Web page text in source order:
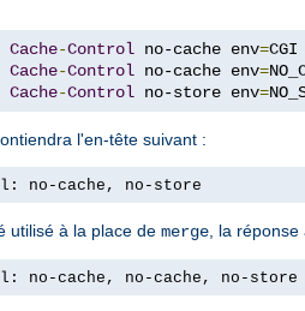
Cache-Control no-cache env=
Cache-Control no-cache env=
Cache-Control no-store env=
l'en-tête suivant :
no-cache, no-store
utilisé à la place de merge , la
no-cache, no-cache, no-store